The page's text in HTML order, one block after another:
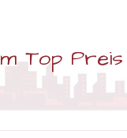
Top